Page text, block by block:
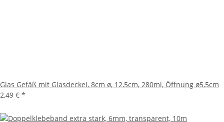
Glas Gefäß mit Glasdeckel, 8cm ø, 12,5cm, 280ml, Öffnung ø5,5cm
2,49 € *